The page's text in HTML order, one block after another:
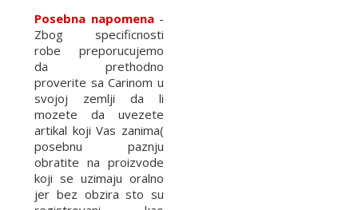
Posebna napomena-
Zbog specificnosti
robe preporucujemo
da prethodno
proverite sa Carinom u
svojoj zemlji da li
mozete da uvezete
artikal koji Vas zanima(
posebnu paznju
obratite na proizvode
koji se uzimaju oralno
jer bez obzira sto su